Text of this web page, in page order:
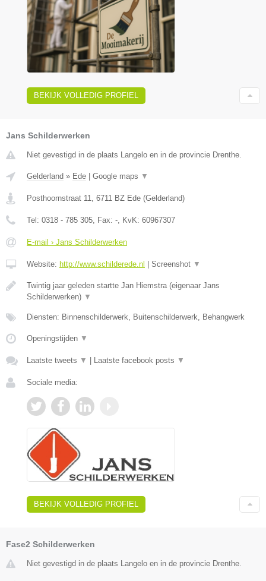
BEKIJK VOLLEDIG PROFIEL
Jans Schilderwerken
Niet gevestigd in de plaats Langelo en in de provincie Drenthe.
Gelderland » Ede | Google maps ▼
Posthoornstraat 11 6711 BZ Ede (Gelderland)
Tel: 0318 - 785 305 , Fax: - , KvK: 60967307
E-mail › Jans Schilderwerken
Website: http://www.schilderede.nl | Screenshot ▼
Twintig jaar geleden startte Jan Hiemstra (eigenaar Jans
Schilderwerken) ▼
Diensten: Binnenschilderwerk, Buitenschilderwerk, Behangwerk
Openingstijden ▼
Laatste tweets ▼ | Laatste facebook posts ▼
Sociale media:
BEKIJK VOLLEDIG PROFIEL
Fase2 Schilderwerken
Niet gevestigd in de plaats Langelo en in de provincie Drenthe.